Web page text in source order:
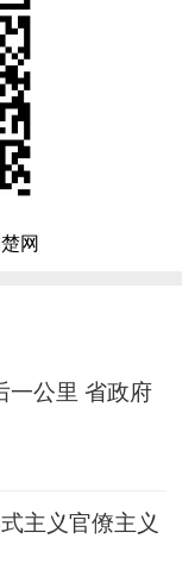
网
一公里 省政府
主义官僚主义